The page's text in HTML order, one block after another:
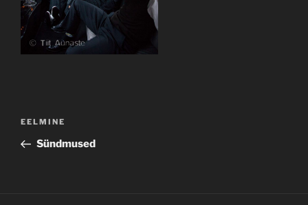
Previous
Post
EELMINE
Sündmused